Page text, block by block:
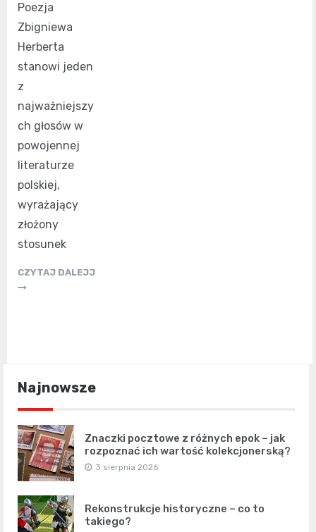
Poezja
Zbigniewa
Herberta
stanowi jeden
z
najważniejszy
ch głosów w
powojennej
literaturze
polskiej,
wyrażający
złożony
stosunek
CZYTAJ DALEJJ
Najnowsze
Znaczki pocztowe z różnych epok – jak
rozpoznać ich wartość kolekcjonerską?
3 sierpnia 2026
Rekonstrukcje historyczne – co to
takiego?